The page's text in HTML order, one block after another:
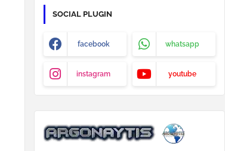
SOCIAL PLUGIN
facebook whatsapp
instagram youtube